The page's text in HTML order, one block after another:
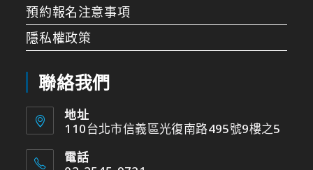
預約報名注意事項
隱私權政策
聯絡我們
地址
110台北市信義區光復南路495號9樓之5
電話